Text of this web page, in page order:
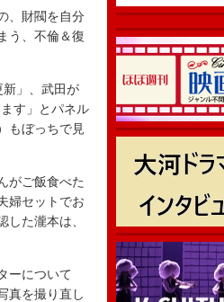
、財閥を自分
う、不倫＆復
」、武田が
す」とパネル
もぼっちで見
がご飯食べた
婦セットでお
た瀧本は、
ーについて
真を撮り直し